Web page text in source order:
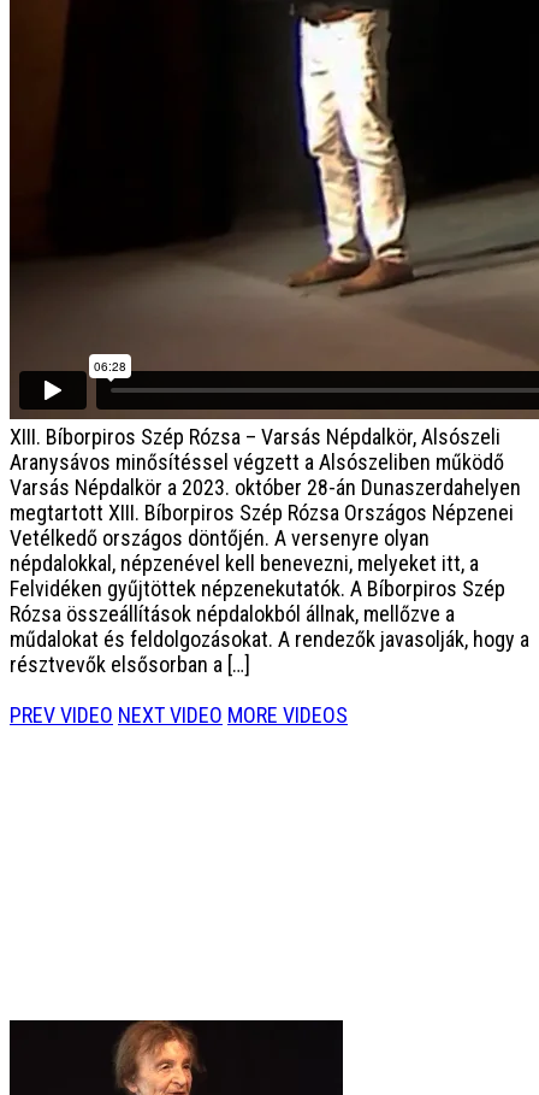
XIII. Bíborpiros Szép Rózsa – Varsás Népdalkör, Alsószeli
Aranysávos minősítéssel végzett a Alsószeliben működő
Varsás Népdalkör a 2023. október 28-án Dunaszerdahelyen
megtartott XIII. Bíborpiros Szép Rózsa Országos Népzenei
Vetélkedő országos döntőjén. A versenyre olyan
népdalokkal, népzenével kell benevezni, melyeket itt, a
Felvidéken gyűjtöttek népzenekutatók. A Bíborpiros Szép
Rózsa összeállítások népdalokból állnak, mellőzve a
műdalokat és feldolgozásokat. A rendezők javasolják, hogy a
résztvevők elsősorban a […]
PREV VIDEO NEXT VIDEO MORE VIDEOS